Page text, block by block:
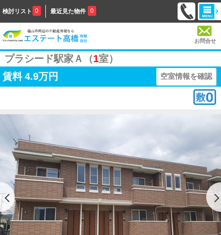
検討リスト 0 最近見た物件 0
お問合せ
プラシード駅家Ａ（1室）
賃料 4.9万円 空室情報を確認